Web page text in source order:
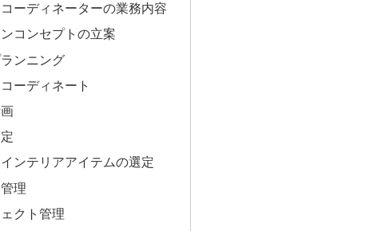
ーディネーターの業務内容
コンセプトの立案
ンニング
ーディネート
ンテリアアイテムの選定
理
クト管理